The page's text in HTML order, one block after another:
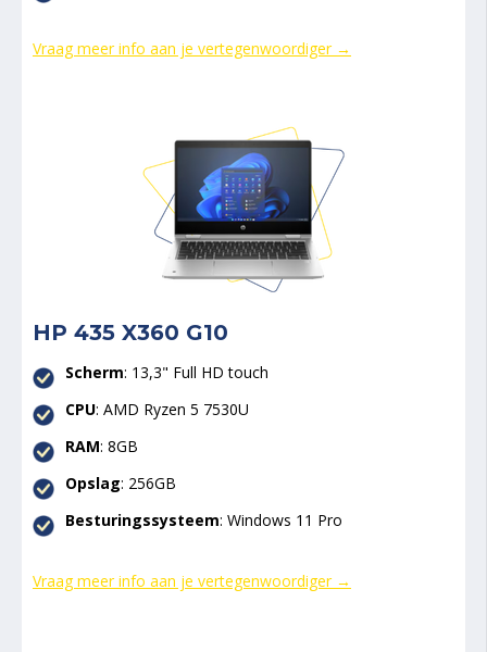
Vraag meer info aan je vertegenwoordiger →
HP 435 X360 G10
Scherm: 13,3" Full HD touch
CPU: AMD Ryzen 5 7530U
RAM: 8GB
Opslag: 256GB
Besturingssysteem: Windows 11 Pro
Vraag meer info aan je vertegenwoordiger →